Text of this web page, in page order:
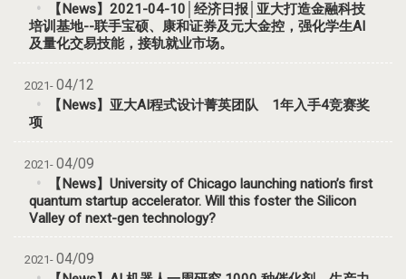
【News】2021-04-10│经济日报│亚大打造金融科技
培训基地--联手宝硕、康和证券及元大金控，强化学生AI
及量化交易技能，接轨就业市场。
2021- 04/12
【News】亚大AI程式设计菁英团队 1年入手4竞赛奖
项
2021- 04/09
【News】University of Chicago launching nation’s first
quantum startup accelerator. Will this foster the Silicon
Valley of next-gen technology?
2021- 04/09